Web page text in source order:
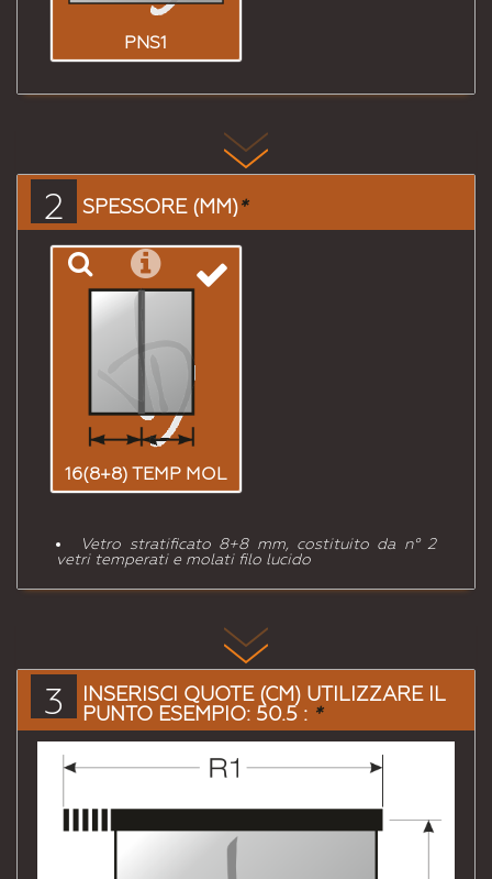
PNS1
2 SPESSORE (MM)*
16(8+8) TEMP MOL
Vetro stratificato 8+8 mm, costituito da n° 2
vetri temperati e molati filo lucido
3
INSERISCI QUOTE (CM) UTILIZZARE IL
PUNTO ESEMPIO: 50.5 : *